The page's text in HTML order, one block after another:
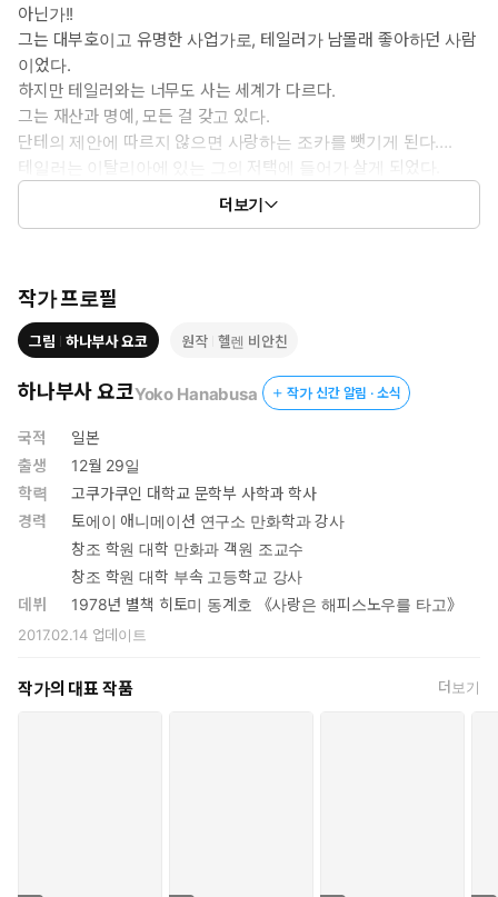
아닌가!!
그는 대부호이고 유명한 사업가로, 테일러가 남몰래 좋아하던 사람
이었다.
하지만 테일러와는 너무도 사는 세계가 다르다.
그는 재산과 명예, 모든 걸 갖고 있다.
단테의 제안에 따르지 않으면 사랑하는 조카를 뺏기게 된다….
테일러는 이탈리아에 있는 그의 저택에 들어가 살게 되었다.
조카를 위해서 간 거였지만 테일러의 시선은 그를 향해 있는데….
더보기
작가 프로필
그림 하나부사 요코 원작 헬렌 비안친
하나부사 요코Yoko Hanabusa 작가 신간 알림 · 소식
국적
일본
출생
12월 29일
학력
고쿠가쿠인 대학교 문학부 사학과 학사
경력
토에이 애니메이션 연구소 만화학과 강사
창조 학원 대학 만화과 객원 조교수
창조 학원 대학 부속 고등학교 강사
데뷔
1978년 별책 히토미 동계호 《사랑은 해피스노우를 타고》
2017.02.14업데이트
작가의 대표 작품 더보기